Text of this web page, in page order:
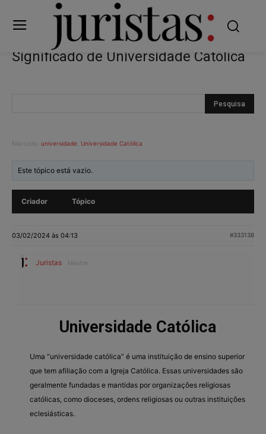
Significado de Universidade Católica
Marcado: universidade Universidade Católica
Este tópico está vazio.
Criador Tópico
03/02/2024 às 04:13 #333138
Juristas Mestre
Universidade Católica
Uma “universidade católica” é uma instituição de ensino superior
que tem afiliação com a Igreja Católica. Essas universidades são
geralmente fundadas e mantidas por organizações religiosas
católicas, como dioceses, ordens religiosas ou outras instituições
eclesiásticas.